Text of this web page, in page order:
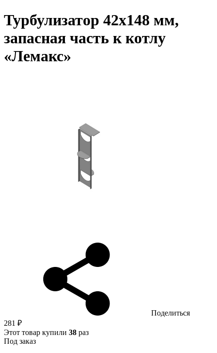
Турбулизатор 42х148 мм,
запасная часть к котлу
«Лемакс»
Поделиться
281 ₽
Этот товар купили 38 раз
Под заказ